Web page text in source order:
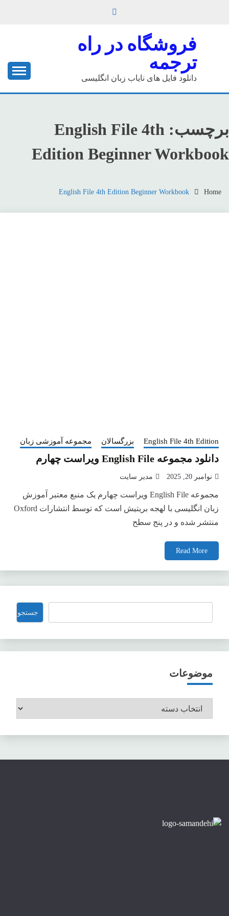
فروشگاه در راه
ترجمه
دانلود فایل های نایاب زبان انگلیسی
برچسب: English File 4th
Edition Beginner Workbook
Home
English File 4th Edition Beginner Workbook
English File 4th Edition بزرگسالان مجموعه آموزشی زبان
دانلود مجموعه English File ویراست چهارم
نوامبر 20, 2025 مدیر سایت
مجموعه English File ویراست چهارم یک منبع معتبر آموزش
زبان انگلیسی با لهجه بریتیش است که توسط انتشارات Oxford
منتشر شده و در پنج سطح
Read More
جستجو
موضوعات
موضوعات